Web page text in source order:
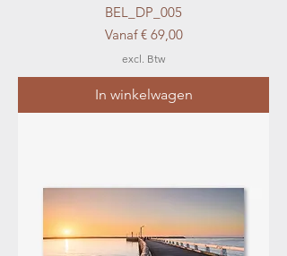
BEL_DP_005
Vanaf€ 69,00
Verkoopprijs
excl. Btw
In winkelwagen